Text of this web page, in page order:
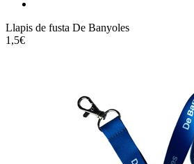
Llapis de fusta De Banyoles
1,5€